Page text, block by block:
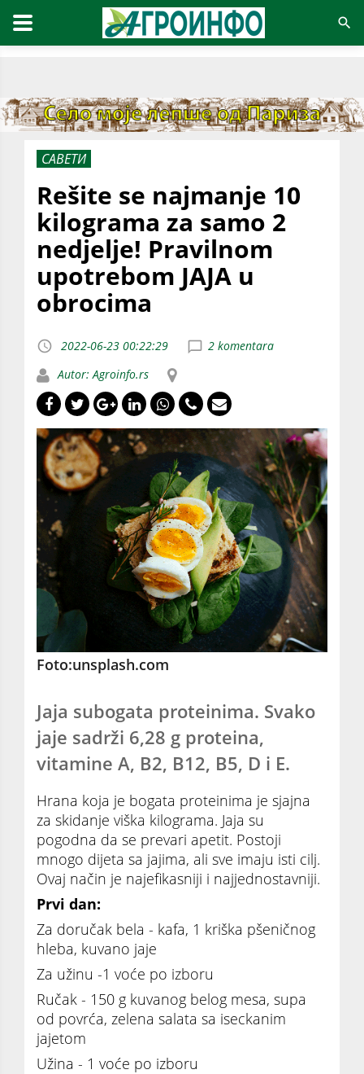
САВЕТИ
Rešite se najmanje 10
kilograma za samo 2
nedjelje! Pravilnom
upotrebom JAJA u
obrocima
2022-06-23 00:22:29
2 komentara
Autor: Agroinfo.rs
Foto:unsplash.com
Jaja subogata proteinima. Svako
jaje sadrži 6,28 g proteina,
vitamine A, B2, B12, B5, D i E.
Hrana koja je bogata proteinima je sjajna
za skidanje viška kilograma. Jaja su
pogodna da se prevari apetit. Postoji
mnogo dijeta sa jajima, ali sve imaju isti cilj.
Ovaj način je najefikasniji i najjednostavniji.
Prvi dan:
Za doručak bela - kafa, 1 kriška pšeničnog
hleba, kuvano jaje
Za užinu -1 voće po izboru
Ručak - 150 g kuvanog belog mesa, supa
od povrća, zelena salata sa iseckanim
jajetom
Užina - 1 voće po izboru